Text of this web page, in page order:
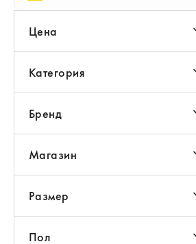
Цена
Категория
Бренд
Магазин
Размер
Пол